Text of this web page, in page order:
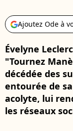
Ajoutez Ode à
Évelyne
"Tournez
décédée des
entourée de
acolyte, lui
les réseaux